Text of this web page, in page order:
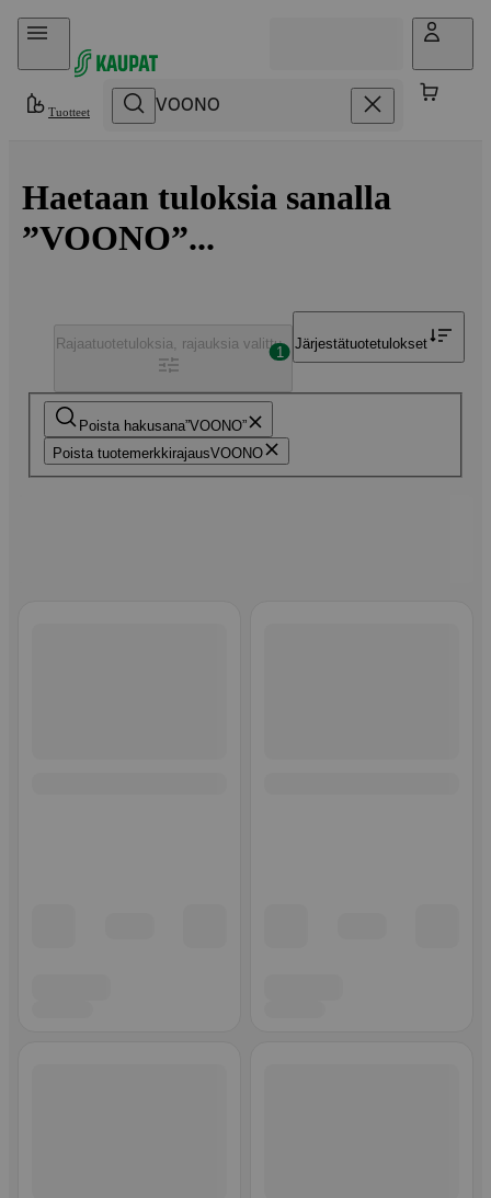
Hyppää sisältöön
Tuotteet
Haetaan tuloksia sanalla
”VOONO”...
Poista hakusana VOONO
Poista tuotemerkkirajausVOONO
Rajaatuotetuloksia, rajauksia valittu
1
Järjestätuotetulokset